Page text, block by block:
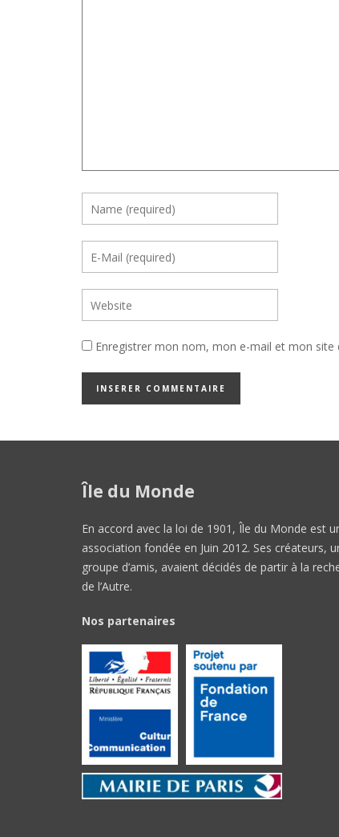
Enregistrer mon nom, mon e-mail et mon
Île du Monde
En accord avec la loi de 1901, Île du Monde est
association fondée en Juin 2012. Ses créateurs,
groupe d’amis, avaient décidés de partir à la
de l’Autre.
Nos partenaires